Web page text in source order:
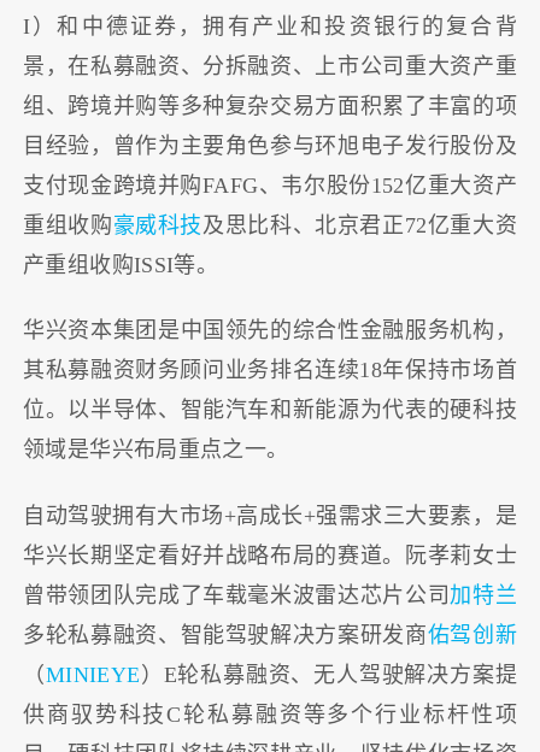
I）和中德证券，拥有产业和投资银行的复合背
景，在私募融资、分拆融资、上市公司重大资产重
组、跨境并购等多种复杂交易方面积累了丰富的项
目经验，曾作为主要角色参与环旭电子发行股份及
支付现金跨境并购FAFG、韦尔股份152亿重大资产
重组收购豪威科技及思比科、北京君正72亿重大资
产重组收购ISSI等。
华兴资本集团是中国领先的综合性金融服务机构，
其私募融资财务顾问业务排名连续18年保持市场首
位。以半导体、智能汽车和新能源为代表的硬科技
领域是华兴布局重点之一。
自动驾驶拥有大市场+高成长+强需求三大要素，是
华兴长期坚定看好并战略布局的赛道。阮孝莉女士
曾带领团队完成了车载毫米波雷达芯片公司 加特兰
多轮私募融资、智能驾驶解决方案研发商佑驾创新
（MINIEYE）E轮私募融资、无人驾驶解决方案提
供商驭势科技C轮私募融资等多个行业标杆性项